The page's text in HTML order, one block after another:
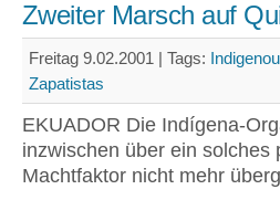
Zweiter Marsch auf
Freitag 9.02.2001 | Tags:
Zapatistas
EKUADOR Die Indígena-
inzwischen über ein
Machtfaktor nicht mehr